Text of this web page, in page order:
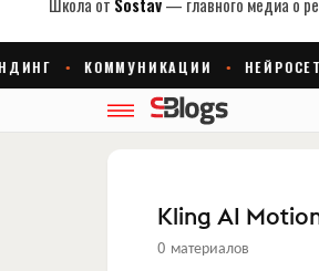
Kling AI
0 материалов